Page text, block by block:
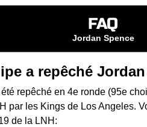
FAQ
Jordan Spence
a repêché
repêché en 4e ronde (95e
par les Kings de Los Angeles.
de la LNH: